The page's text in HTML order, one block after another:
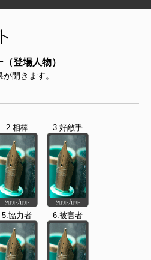
登場人物）
開きます。
2.相棒 3.好敵手
5.協力者 6.被害者